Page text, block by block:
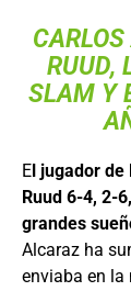
RUUD,
SLAM Y
El jugador de
Ruud 6-4, 2-
grandes
Alcaraz ha
enviaba en la